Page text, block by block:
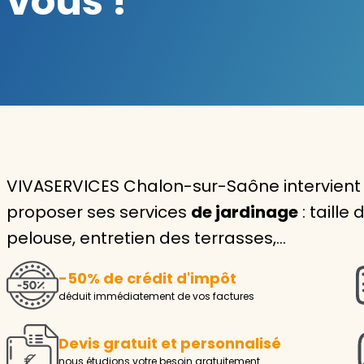
Aide à la personne
Handicaps
Voir tous les services
VIVASERVICES Chalon-sur-Saône intervient
proposer ses services de jardinage : taille
pelouse, entretien des terrasses,…
-50% de crédit d'impôt
déduit immédiatement de vos factures
Devis gratuit et personnalisé